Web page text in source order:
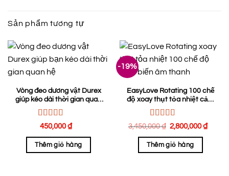
Sản phẩm tương tự
Vòng đeo dương vật Durex
giúp kéo dài thời gian quan
hệ
Được xếp
sao
450,000₫
Thêm giỏ hàng
-19%
EasyLove Rotating 100 chế
độ xoay thụt tỏa nhiệt cảm
biến âm thanh
Được xếp
sao
3,450,000₫ Giá
là:
3,450,000 ₫.
2,800,000₫
Thêm giỏ hàng